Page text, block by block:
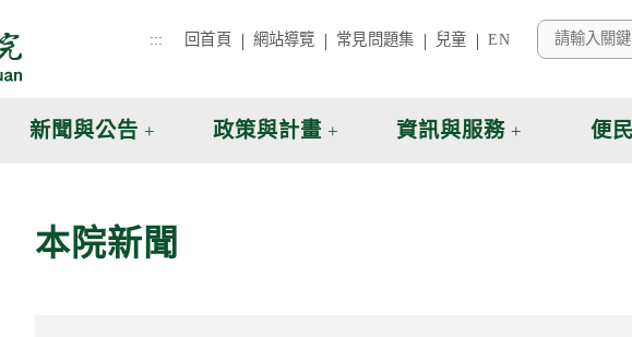
::: 回首頁 網站導覽 常見問題集 兒童 EN
新聞與公告 政策與計畫 資訊與服務 便
本院新聞